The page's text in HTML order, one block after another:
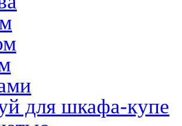
для шкафа-купе